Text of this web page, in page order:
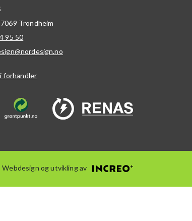
7069 Trondheim
95 50
forhandler
Webdesign og utvikling av